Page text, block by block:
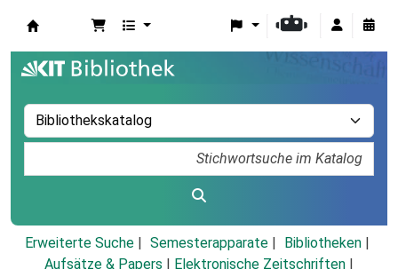
Erweiterte Suche Semesterapparate
Bibliotheken
Aufsätze & Papers
Elektronische Zeitschriften